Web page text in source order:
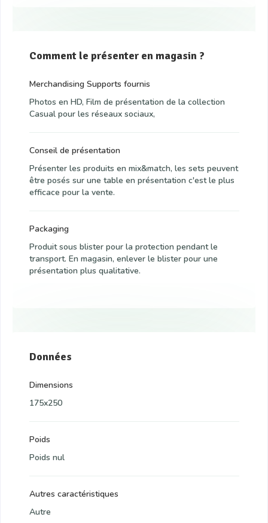
Comment le présenter en magasin ?
Merchandising Supports fournis
Photos en HD, Film de présentation de la collection
Casual pour les réseaux sociaux,
Conseil de présentation
Présenter les produits en mix&match, les sets peuvent
être posés sur une table en présentation c'est le plus
efficace pour la vente.
Packaging
Produit sous blister pour la protection pendant le
transport. En magasin, enlever le blister pour une
présentation plus qualitative.
Données
Dimensions
175x250
Poids
Poids nul
Autres caractéristiques
Autre